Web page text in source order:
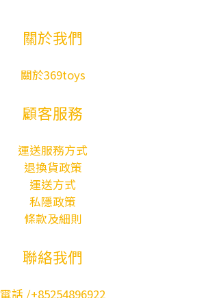
關於我們
關於369toys
顧客服務
運送服務方式
退換貨政策
運送方式
私隱政策
條款及細則
聯絡我們
電話 /+85254896922